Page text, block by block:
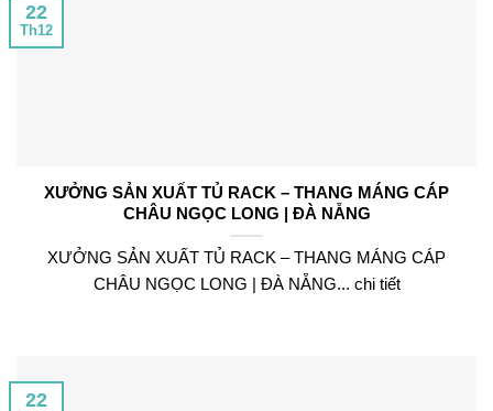
XƯỞNG SẢN XUẤT TỦ RACK – THANG MÁNG CÁP
CHÂU NGỌC LONG | ĐÀ NẴNG
XƯỞNG SẢN XUẤT TỦ RACK – THANG MÁNG CÁP
CHÂU NGỌC LONG | ĐÀ NẴNG... chi tiết
22
Th12
22